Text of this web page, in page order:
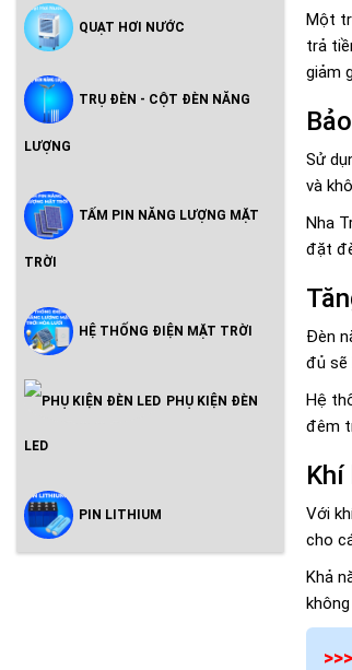
QUẠT HƠI NƯỚC
TRỤ ĐÈN - CỘT ĐÈN NĂNG
LƯỢNG
TẤM PIN NĂNG LƯỢNG MẶT
TRỜI
HỆ THỐNG ĐIỆN MẶT TRỜI
Inveter Hòa Lưới Có Lưu Trữ -
PHỤ KIỆN ĐÈN
LED
PIN LITHIUM
Một
trả
giảm
Sử
và
Nha
đặt
Đèn
đủ sẽ
Hệ
đêm
Khí
Với
cho
Khả